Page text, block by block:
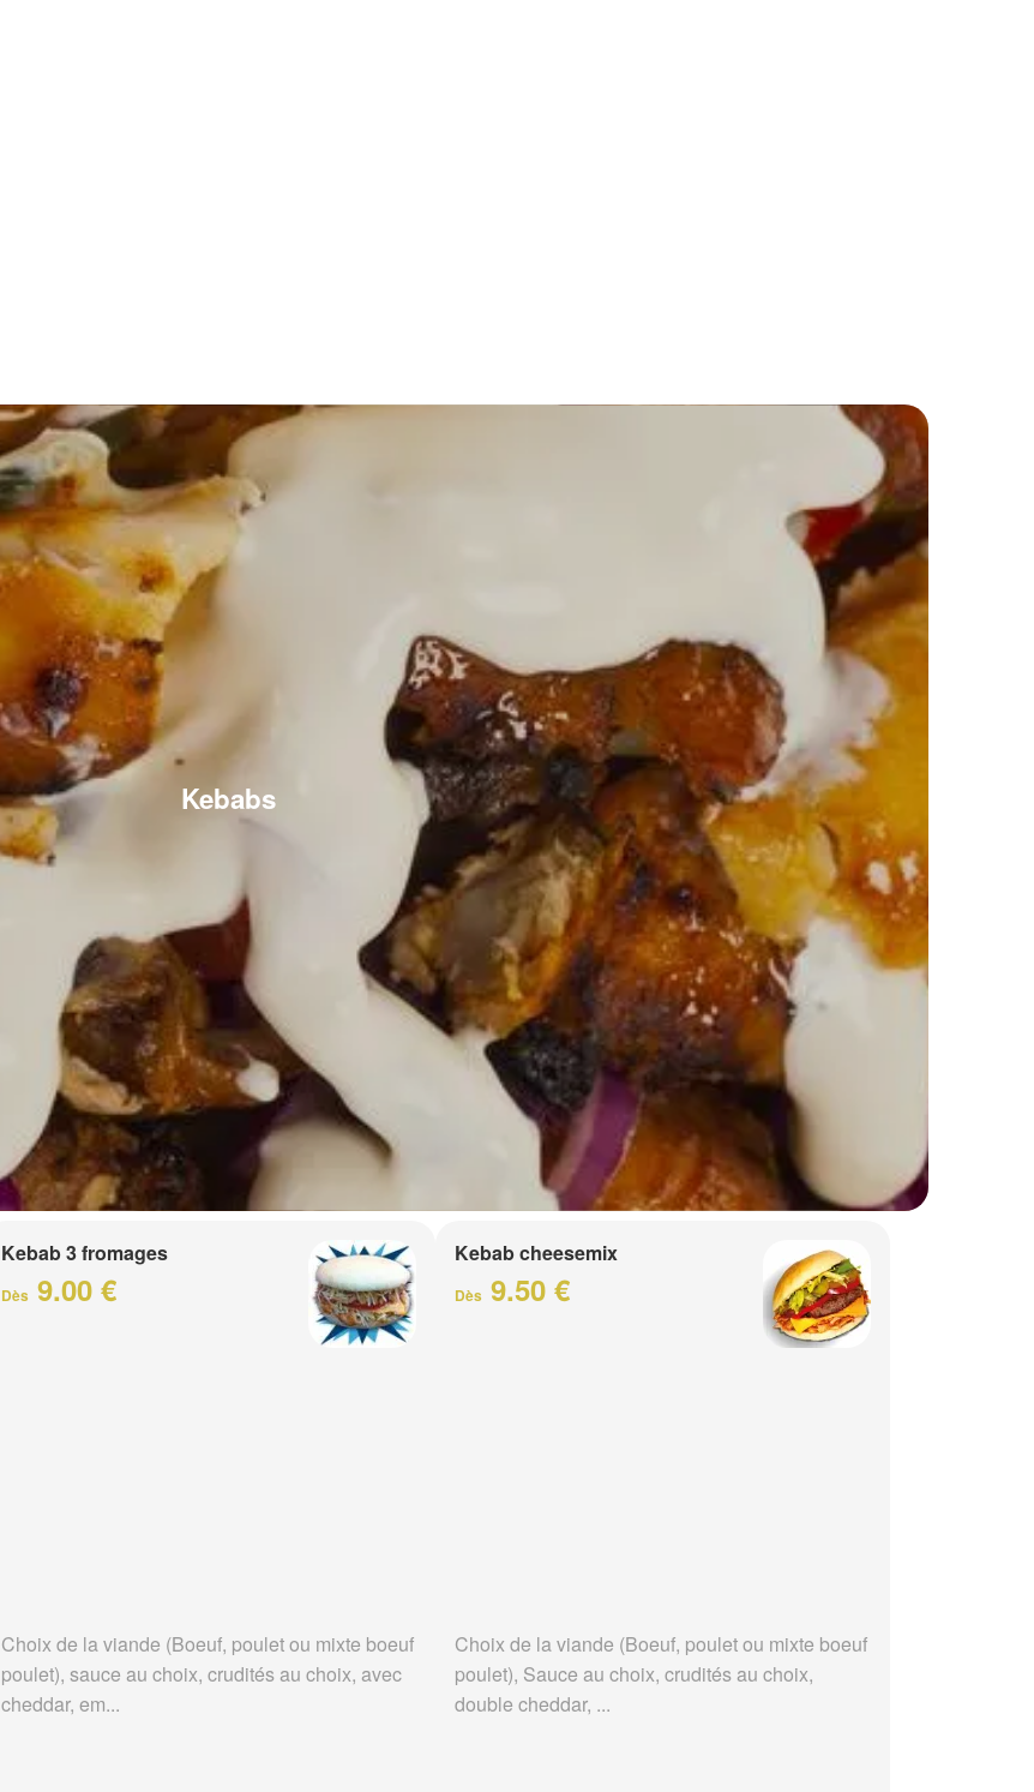
Kebabs
Kebab 3 fromages
Dès 9.00 €
Choix de la viande (Boeuf, poulet ou mixte boeuf
poulet), sauce au choix, crudités au choix, avec
cheddar, em...
Kebab cheesemix
Dès 9.50 €
Choix de la viande (Boeuf, poulet ou mixte boeuf
poulet), Sauce au choix, crudités au choix,
double cheddar, ...